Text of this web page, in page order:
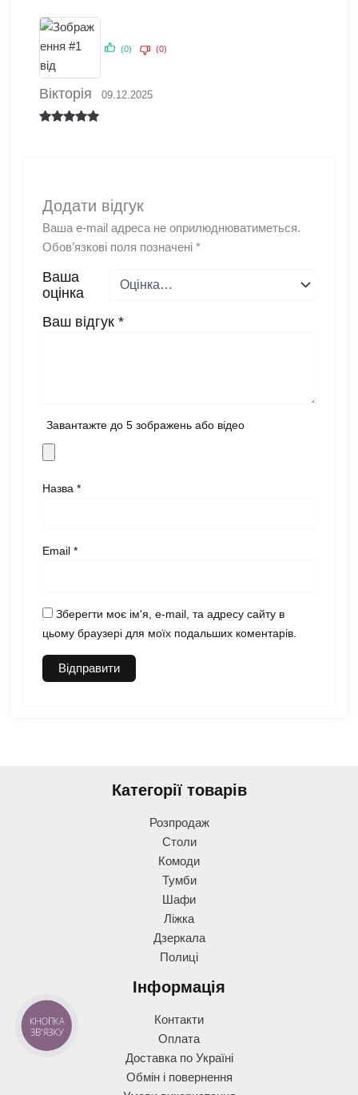
Вікторія 09.12.2025
(0) (0)
Додати відгук
Ваша e-mail адреса не оприлюднюватиметься.
Обов’язкові поля позначені *
Ваша
оцінка
Ваш відгук *
Завантажте до 5 зображень або відео
Назва *
Email *
Зберегти моє ім'я, e-mail, та адресу сайту в
цьому браузері для моїх подальших коментарів.
Категорії товарів
Розпродаж
Столи
Комоди
Тумби
Шафи
Ліжка
Дзеркала
Полиці
Інформація
Контакти
Оплата
Доставка по Україні
Обмін і повернення
КНОПКА
ЗВ'ЯЗКУ